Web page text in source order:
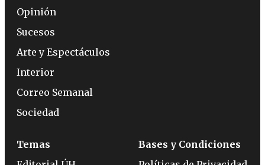
Opinión
Sucesos
Arte y Espectáculos
Interior
Correo Semanal
Sociedad
Temas
Bases y Condiciones